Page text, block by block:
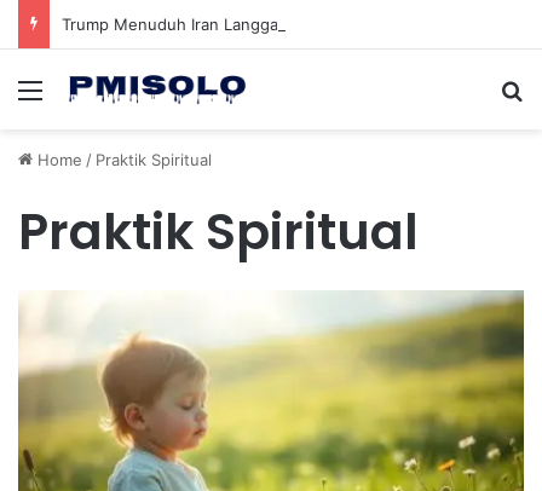
Menu
Home / Praktik Spiritual
Praktik Spiritual